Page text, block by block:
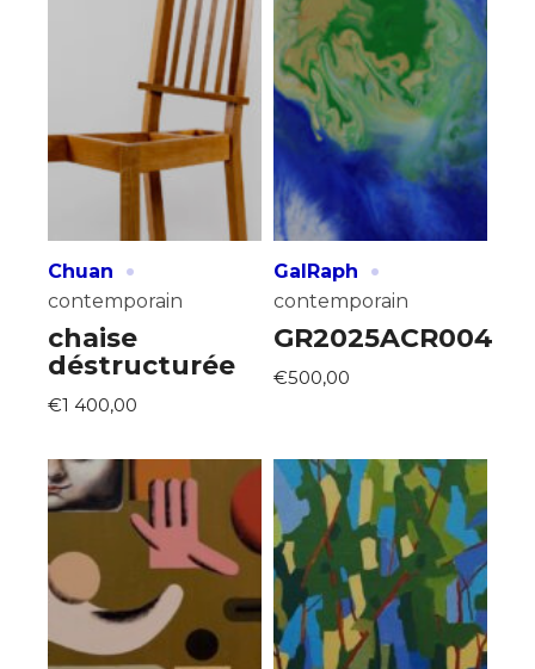
Adresse email*
Nom
Prénom
Adresse email*
Chuan ·
contemporain
chaise
déstructurée
€1 400,00
GalRaph ·
contemporain
GR2025ACR004
€500,00